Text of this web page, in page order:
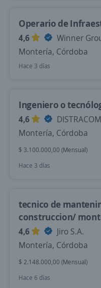
Operario de
4,6
Winner
Montería, Córdoba
Hace 3 días
Ingeniero o
4,6
Montería, Córdoba
$ 3.100.000,00 (Mensual)
Hace 3 días
tecnico de
construccion/
4,6
Jiro S.A.
Montería, Córdoba
$ 2.148.000,00 (Mensual)
Hace 6 días